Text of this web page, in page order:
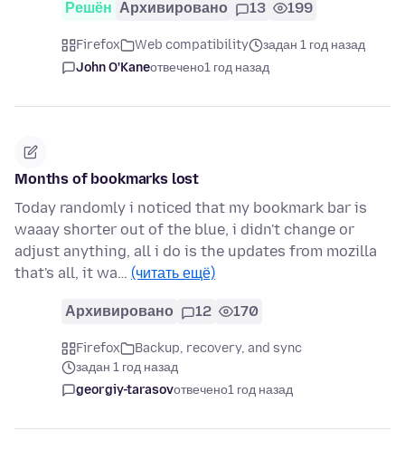
Решён Архивировано 13 199
Firefox Web compatibility
задан 1 год назад
John O'Kaneотвечено1 год назад
Months of bookmarks lost
Today randomly i noticed that my bookmark bar is
waaay shorter out of the blue, i didn't change or
adjust anything, all i do is the updates from mozilla
that's all, it wa… (читать ещё)
Архивировано 12 170
Firefox
Backup, recovery, and sync
задан 1 год назад
georgiy-tarasovотвечено1 год назад